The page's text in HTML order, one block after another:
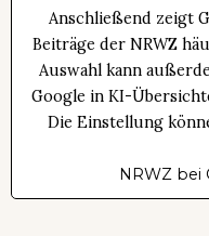
Anschließend zeigt
Beiträge der NRWZ
Auswahl kann
Google in KI-
Die Einstellung
NRWZ bei